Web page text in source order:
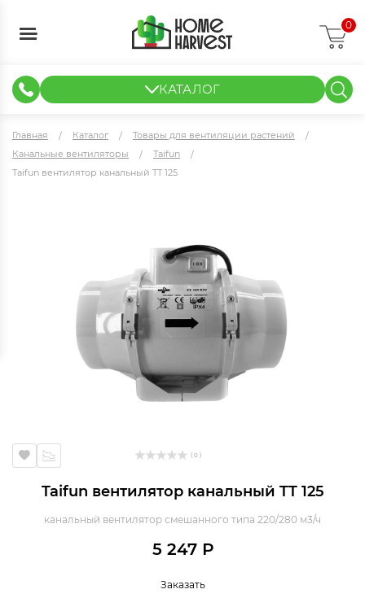
0
КАТАЛОГ
Главная Каталог
Товары для вентиляции растений
Канальные вентиляторы
Taifun
Taifun вентилятор канальный TT 125
( 0 )
Taifun вентилятор канальный TT 125
канальный вентилятор смешанного типа 220/280 м3/ч
5 247 Р
Заказать